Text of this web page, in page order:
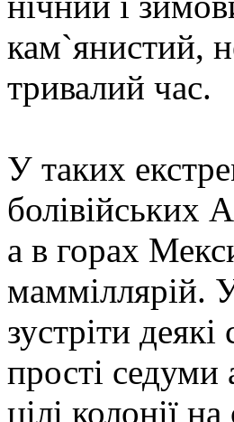
кам`янистий,
тривалий час.
У таких
болівійських
а в горах
мамміллярій.
зустріти
прості
цілі колонії